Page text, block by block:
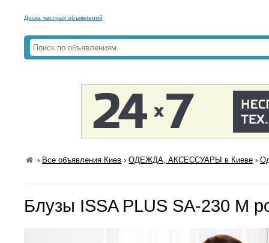
Доска частных объявлений
› Все объявления Киев ›ОДЕЖДА, АКСЕССУАРЫ в Киеве ›
Блузы ISSA PLUS SA-230 M